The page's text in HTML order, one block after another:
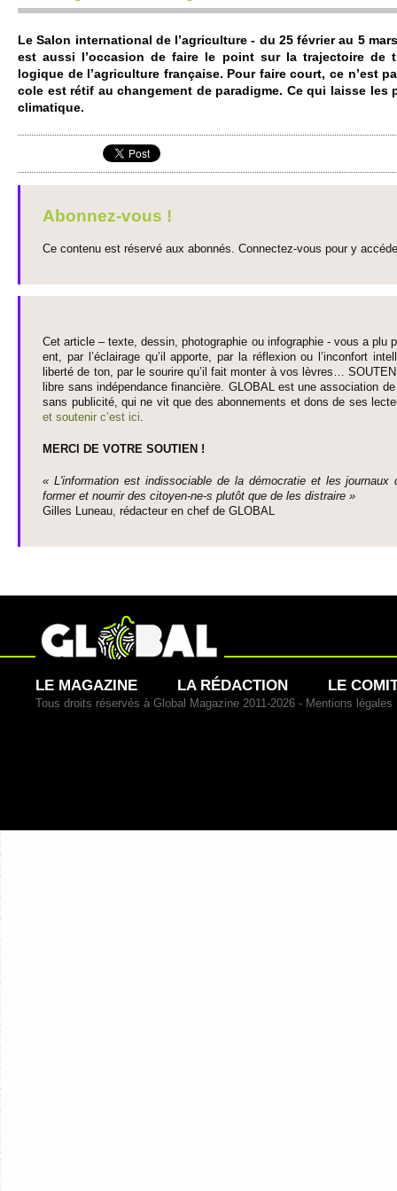
Le Salon inte­rnati­onal de l’agri­culture - du 25 février au 5
est aussi l’occasion de faire le point sur la trajecto­ire de
logique de l’agri­culture française. Pour faire court, ce n’est
cole est rétif au change­ment de paradigme. Ce qui laisse les
climatique.
Abonnez-vous !
Ce contenu est réservé aux abonnés. Connectez-vous pour y
Cet article – texte, dessin, photographie ou infographie - vous a plu
ent, par l’éclairage qu’il appo­rte, par la réflexion ou l’inconfort
liberté de ton, par le so­urire qu’il fait monter à vos lèvres…
libre sans indépendance financière. GLOBAL est une asso­ci­ation
sans publi­cité, qui ne vit que des abonne­ments et dons de ses
et so­utenir c’est ici.
MERCI DE VOTRE SO­UTIEN !
« L'information est indisso­ci­able de la démo­cratie et les journaux
former et nourrir des ci­to­yen-ne-s plutôt que de les dis­traire »
Gi­lles Luneau, rédacteur en chef de GLOBAL
LE MAGAZINE LA RÉDACTION LE
Tous droits réservés à Global Magazine 2011-2026 - Mentions légales